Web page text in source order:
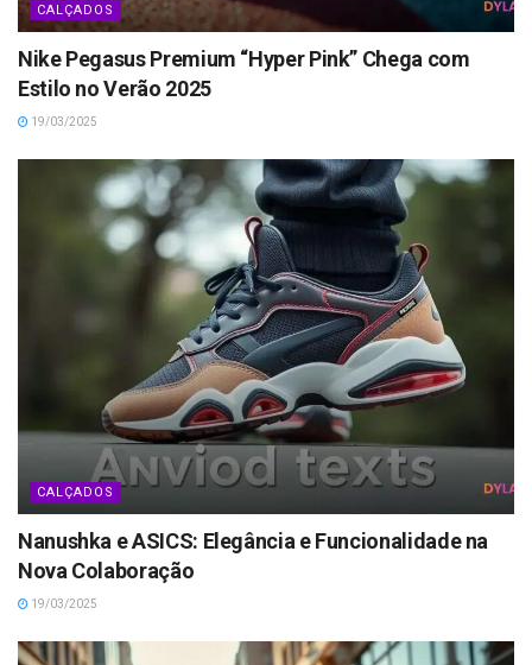
CALÇADOS
Nike Pegasus Premium “Hyper Pink” Chega com
Estilo no Verão 2025
19/03/2025
CALÇADOS
Nanushka e ASICS: Elegância e Funcionalidade na
Nova Colaboração
19/03/2025